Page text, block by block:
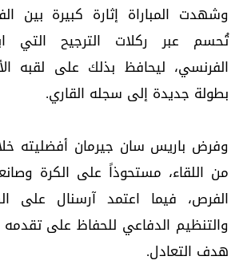
وشهدت المباراة إثارة كبيرة بين
تُحسم عبر ركلات الترجيح التي
الفرنسي، ليحافظ بذلك على لقبه
بطولة جديدة إلى سجله القاري.
وفرض باريس سان جيرمان أفضليته
من اللقاء، مستحوذاً على الكرة
الفرص، فيما اعتمد آرسنال على
والتنظيم الدفاعي للحفاظ على
هدف التعادل.